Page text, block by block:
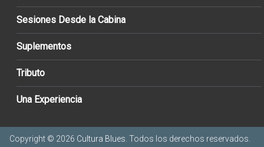
Sesiones Desde la Cabina
Suplementos
Tributo
Una Experiencia
Copyright © 2026 Cultura Blues. Todos los derechos reservados.